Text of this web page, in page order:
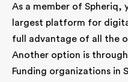
As a member of Spheriq,
largest platform for
full advantage of all the
Another option is
Funding organizations in